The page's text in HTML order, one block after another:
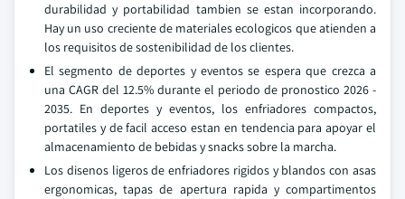
durabilidad y portabilidad tambien se estan incorporando.
Hay un uso creciente de materiales ecologicos que atienden a
los requisitos de sostenibilidad de los clientes.
El segmento de deportes y eventos se espera que crezca a
una CAGR del 12.5% durante el periodo de pronostico 2026 -
2035. En deportes y eventos, los enfriadores compactos,
portatiles y de facil acceso estan en tendencia para apoyar el
almacenamiento de bebidas y snacks sobre la marcha.
Los disenos ligeros de enfriadores rigidos y blandos con asas
ergonomicas, tapas de apertura rapida y compartimentos